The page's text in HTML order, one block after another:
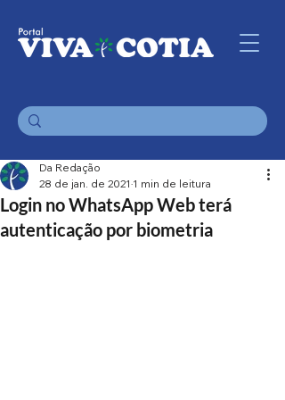
Login no WhatsApp Web terá
autenticação por biometria
Da Redação
28 de jan. de 2021 1 min de leitura